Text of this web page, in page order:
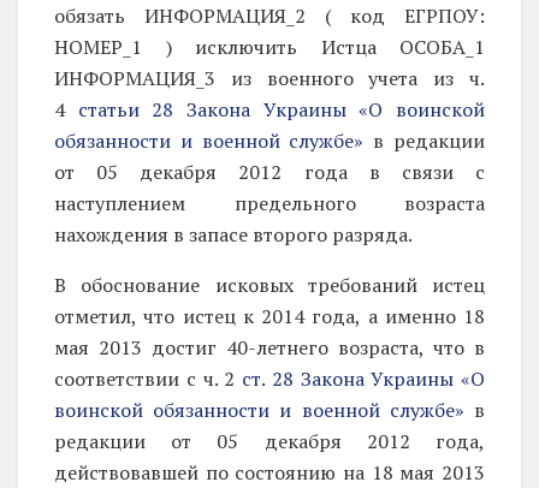
обязать ИНФОРМАЦИЯ_2 ( код ЕГРПОУ:
НОМЕР_1 ) исключить Истца ОСОБА_1
ИНФОРМАЦИЯ_3 из военного учета из ч.
4 статьи 28 Закона Украины «О воинской
обязанности и военной службе» в редакции
от 05 декабря 2012 года в связи с
наступлением предельного возраста
нахождения в запасе второго разряда.
В обоснование исковых требований истец
отметил, что истец к 2014 года, а именно 18
мая 2013 достиг 40-летнего возраста, что в
соответствии с ч. 2 ст. 28 Закона Украины «О
воинской обязанности и военной службе» в
редакции от 05 декабря 2012 года,
действовавшей по состоянию на 18 мая 2013